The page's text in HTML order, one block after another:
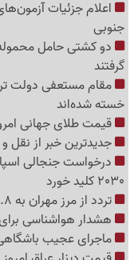
اعلام جزئیات
جنوبی
دو کشتی حامل
گرفتند
مقام مستعفی دولت
خسته شده‌اند
قیمت طلای جهانی امروز
جدیدترین خبر از نقل و
درخواست جنجالی
2030 کلید خورد
تردد از مرز مهران به 2.8 میلیون زائر رسید
هشدار هواشناسی
ماجرای عجیب